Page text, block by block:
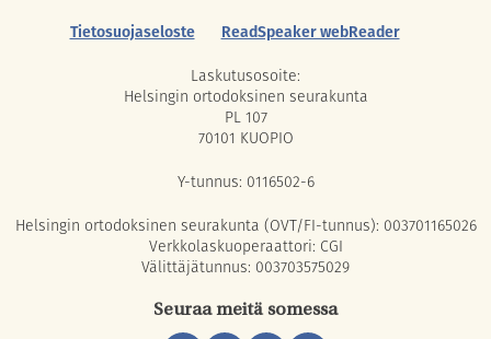
Tietosuojaseloste
ReadSpeaker webReader
Laskutusosoite:
Helsingin ortodoksinen seurakunta
PL 107
70101 KUOPIO
Y-tunnus: 0116502-6
Helsingin ortodoksinen seurakunta (OVT/FI-tunnus): 003701165026
Verkkolaskuoperaattori: CGI
Välittäjätunnus: 003703575029
Seuraa meitä somessa